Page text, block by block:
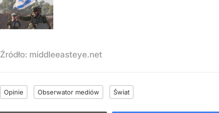
Źródło: middleeasteye.net
Opinie Obserwator mediów Świat